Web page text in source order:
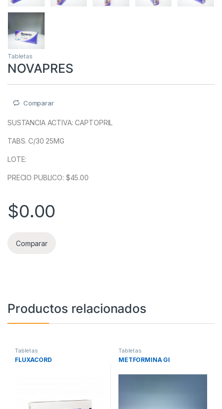
Tabletas
NOVAPRES
Comparar
SUSTANCIA ACTIVA: CAPTOPRIL
TABS. C/30 25MG
LOTE:
PRECIO PUBLICO: $45.00
$0.00
Comparar
Productos relacionados
Tabletas
FLUXACORD
Tabletas
METFORMINA GI